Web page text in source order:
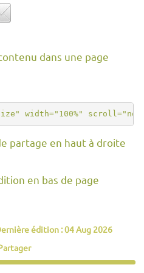
dans une page
partage en haut à droite
en bas de page
édition : 04 Aug 2026